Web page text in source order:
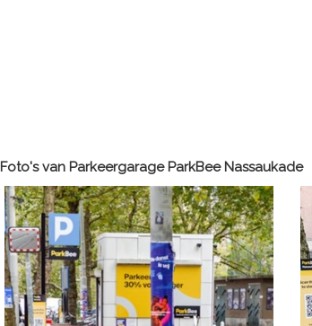
Foto's van Parkeergarage ParkBee Nassaukade